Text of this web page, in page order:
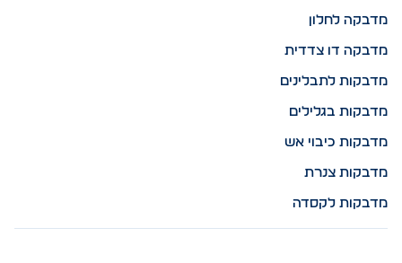
מדבקה לחלון
מדבקה דו צדדית
מדבקות לתבלינים
מדבקות בגלילים
מדבקות כיבוי אש
מדבקות צנרת
מדבקות לקסדה